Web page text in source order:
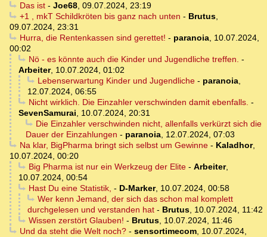
Das ist- Joe68, 09.07.2024, 23:19
+1 , mkT Schildkröten bis ganz nach unten - Brutus,
09.07.2024, 23:31
Hurra, die Rentenkassen sind gerettet! - paranoia, 10.07.2024,
00:02
Nö - es könnte auch die Kinder und Jugendliche treffen. -
Arbeiter, 10.07.2024, 01:02
Lebenserwartung Kinder und Jugendliche- paranoia,
12.07.2024, 06:55
Nicht wirklich. Die Einzahler verschwinden damit ebenfalls. -
SevenSamurai, 10.07.2024, 20:31
Die Einzahler verschwinden nicht, allenfalls verkürzt sich die
Dauer der Einzahlungen - paranoia, 12.07.2024, 07:03
Na klar, BigPharma bringt sich selbst um Gewinne- Kaladhor,
10.07.2024, 00:20
Big Pharma ist nur ein Werkzeug der Elite- Arbeiter,
10.07.2024, 00:54
Hast Du eine Statistik, - D-Marker, 10.07.2024, 00:58
Wer kenn Jemand, der sich das schon mal komplett
durchgelesen und verstanden hat - Brutus, 10.07.2024, 11:42
Wissen zerstört Glauben! - Brutus, 10.07.2024, 11:46
Und da steht die Welt noch?- sensortimecom, 10.07.2024,